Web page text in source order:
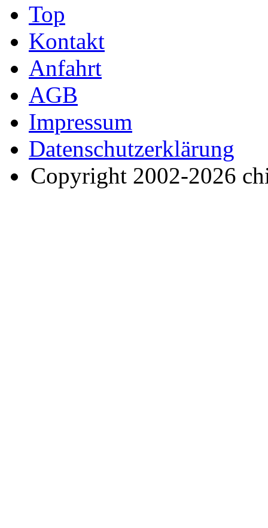
Top
Kontakt
Anfahrt
AGB
Impressum
Datenschutzerklärung
Copyright 2002-2026